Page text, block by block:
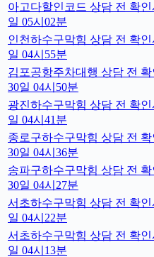
아고다할인코드 상담 전 확인
일 05시02분
인천하수구막힘 상담 전 확인
일 04시55분
김포공항주차대행 상담 전 확
30일 04시50분
광진하수구막힘 상담 전 확인
일 04시41분
종로구하수구막힘 상담 전 확
30일 04시36분
송파구하수구막힘 상담 전 확
30일 04시27분
서초하수구막힘 상담 전 확인
일 04시22분
서초하수구막힘 상담 전 확인
일 04시13분